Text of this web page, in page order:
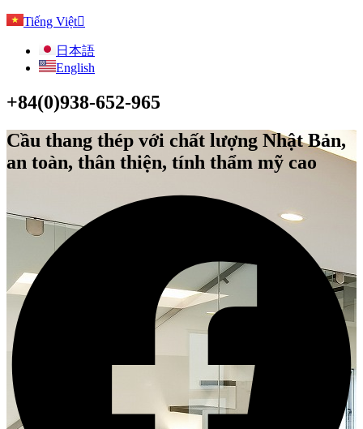
Tiếng Việt
日本語
English
+84(0)938-652-965
Cầu thang thép với chất lượng Nhật Bản,
an toàn, thân thiện, tính thẩm mỹ cao